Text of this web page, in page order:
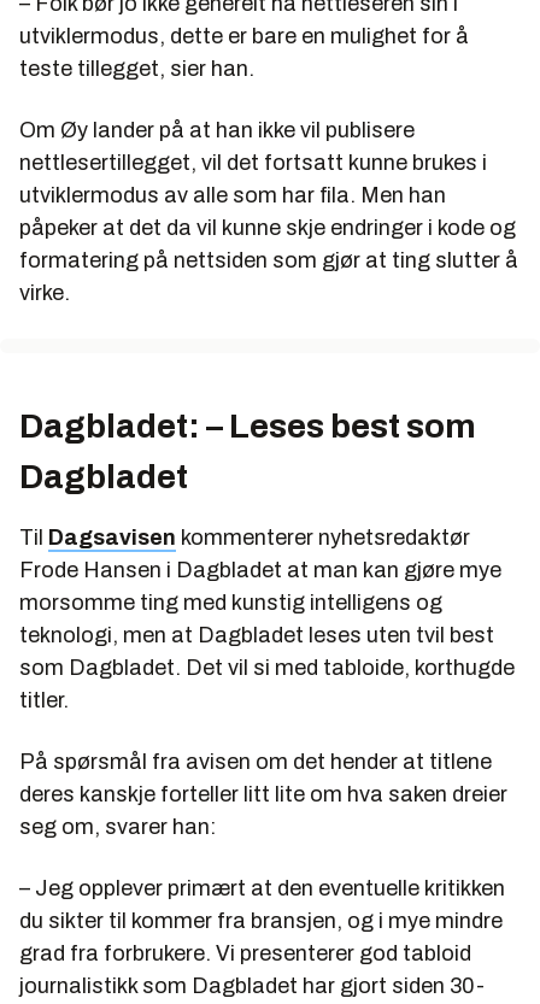
utviklermodus, dette er bare en mulighet for å
teste tillegget, sier han.
Om Øy lander på at han ikke vil publisere
nettlesertillegget, vil det fortsatt kunne brukes i
utviklermodus av alle som har fila. Men han
påpeker at det da vil kunne skje endringer i kode og
formatering på nettsiden som gjør at ting slutter å
virke.
Dagbladet: – Leses best som
Dagbladet
Til Dagsavisen kommenterer nyhetsredaktør
Frode Hansen i Dagbladet at man kan gjøre mye
morsomme ting med kunstig intelligens og
teknologi, men at Dagbladet leses uten tvil best
som Dagbladet. Det vil si med tabloide, korthugde
titler.
På spørsmål fra avisen om det hender at titlene
deres kanskje forteller litt lite om hva saken dreier
seg om, svarer han:
– Jeg opplever primært at den eventuelle kritikken
du sikter til kommer fra bransjen, og i mye mindre
grad fra forbrukere. Vi presenterer god tabloid
journalistikk som Dagbladet har gjort siden 30-